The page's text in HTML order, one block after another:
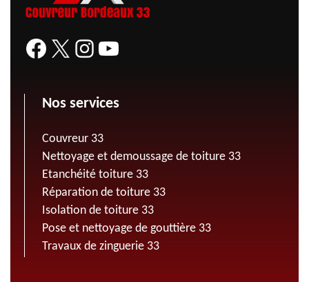
Nos services
Couvreur 33
Nettoyage et demoussage de toiture 33
Etanchéité toiture 33
Réparation de toiture 33
Isolation de toiture 33
Pose et nettoyage de gouttière 33
Travaux de zinguerie 33